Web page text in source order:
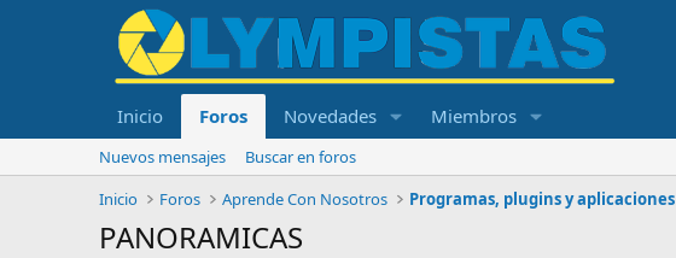
Inicio Foros Novedades Miembros
Nuevos mensajes
Buscar en foros
Inicio
Foros Aprende Con Nosotros Programas, plugins y aplicaciones
PANORAMICAS